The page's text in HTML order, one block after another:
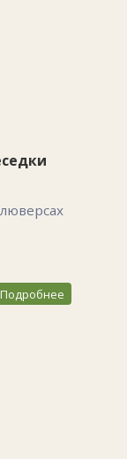
Подробнее